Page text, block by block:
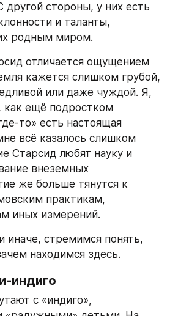
другой стороны, у них есть
и таланты,
родным миром.
отличается ощущением
кажется слишком грубой,
или даже чуждой. Я,
ещё подростком
то» есть настоящая
всё казалось слишком
Старсид любят науку и
внеземных
же больше тянутся к
практикам,
иных измерений.
иначе, стремимся понять,
находимся здесь.
индиго
с «индиго»,